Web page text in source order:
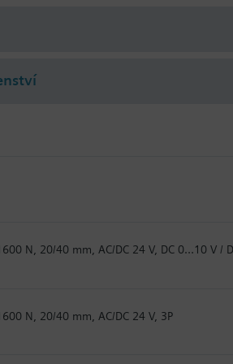
N, 20/40 mm, AC/DC 24 V, DC 0…10 V /
N, 20/40 mm, AC/DC 24 V, 3P